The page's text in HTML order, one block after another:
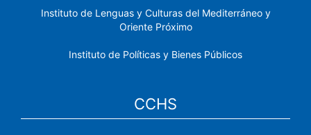
Instituto de Lenguas y Culturas del Mediterráneo y
Oriente Próximo
Instituto de Políticas y Bienes Públicos
CCHS